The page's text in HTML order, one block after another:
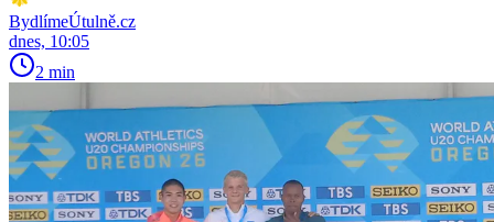
BydlímeÚtulně.cz
dnes, 10:05
2 min